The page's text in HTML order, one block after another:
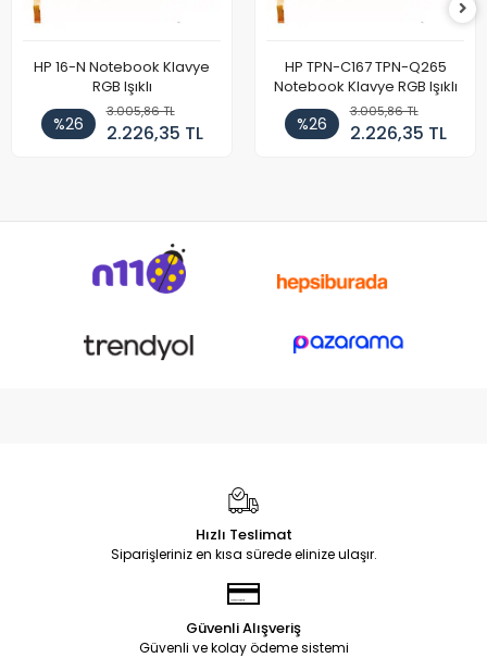
HP 16-N Notebook Klavye
RGB Işıklı
%26
3.005,86 TL
2.226,35 TL
HP TPN-C167 TPN-Q265
Notebook Klavye RGB Işıklı
%26
3.005,86 TL
2.226,35 TL
Hızlı Teslimat
Siparişleriniz en kısa sürede elinize ulaşır.
Güvenli Alışveriş
Güvenli ve kolay ödeme sistemi